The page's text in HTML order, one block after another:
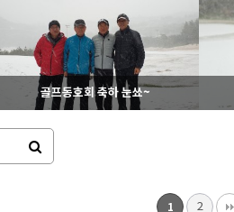
1251
11-27
라이온스
골프동호회 축하 눈쑈~
1 2